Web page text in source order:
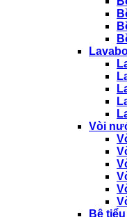
Vòi
Bệ tiểu